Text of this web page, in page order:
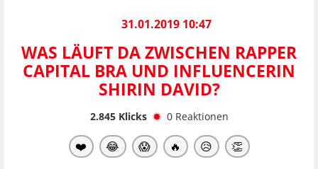
31.01.2019 10:47
WAS LÄUFT DA ZWISCHEN RAPPER
CAPITAL BRA UND INFLUENCERIN
SHIRIN DAVID?
2.845Klicks 0 Reaktionen
❤️ 😂 😱 🔥 😥 👏